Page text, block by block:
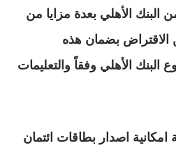
من البنك الأهلي بعدة مزايا من
الاقتراض بضمان هذه
الأهلي وفقاً والتعليمات
امكانية اصدار بطاقات ائتمان